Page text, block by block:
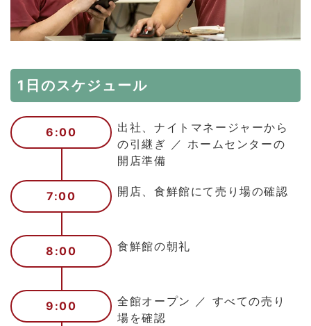
1日のスケジュール
6:00
出社、ナイトマネージャーから
の引継ぎ ／ ホームセンターの
開店準備
7:00 開店、食鮮館にて売り場の確認
8:00 食鮮館の朝礼
9:00
全館オープン ／ すべての売り
場を確認